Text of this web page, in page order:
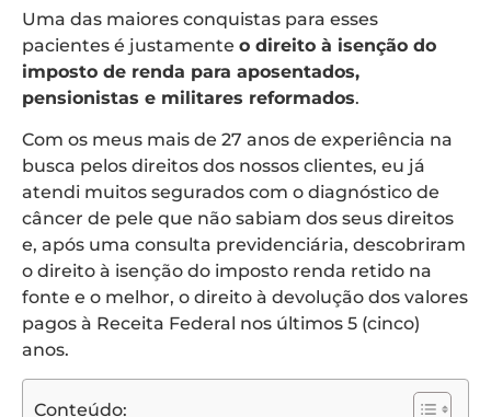
Uma das maiores conquistas para esses
pacientes é justamente o direito à isenção do
imposto de renda para aposentados,
pensionistas e militares reformados.
Com os meus mais de 27 anos de experiência na
busca pelos direitos dos nossos clientes, eu já
atendi muitos segurados com o diagnóstico de
câncer de pele que não sabiam dos seus direitos
e, após uma consulta previdenciária, descobriram
o direito à isenção do imposto renda retido na
fonte e o melhor, o direito à devolução dos valores
pagos à Receita Federal nos últimos 5 (cinco)
anos.
Conteúdo: